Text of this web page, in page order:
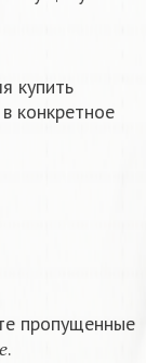
купить
конкретное
пропущенные
е
па деже
.